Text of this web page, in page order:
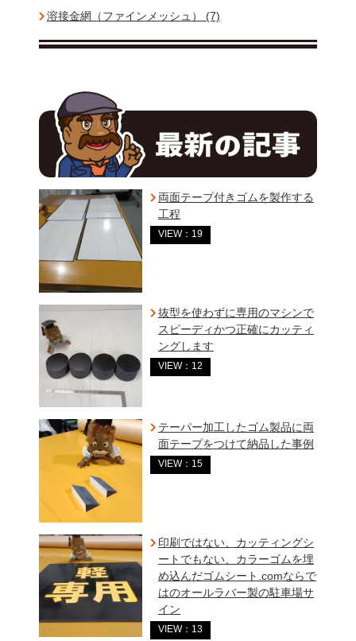
溶接金網（ファインメッシュ） (7)
両面テープ付きゴムを製作する
工程
VIEW：19
抜型を使わずに専用のマシンで
スピーディかつ正確にカッティ
ングします
VIEW：12
テーパー加工したゴム製品に両
面テープをつけて納品した事例
VIEW：15
印刷ではない、カッティングシ
ートでもない、カラーゴムを埋
め込んだゴムシート.comならで
はのオールラバー製の駐車場サ
イン
VIEW：13